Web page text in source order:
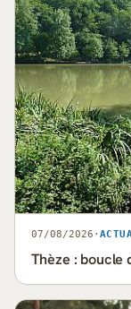
07/08/2026 ·
Thèze : boucle